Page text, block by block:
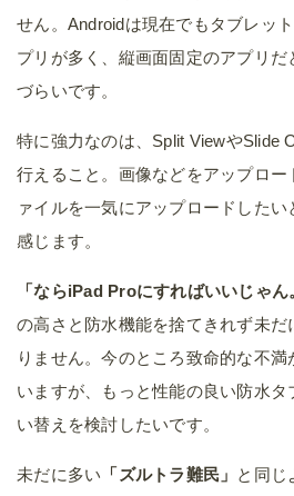
せん。Androidは現在でもタブレッ
プリが多く、縦画面固定のアプリ
づらいです。
特に強力なのは、Split ViewやSlide
行えること。画像などをアップロー
ァイルを一気にアップロードした
感じます。
「ならiPad Proにすればいいじゃん
の高さと防水機能を捨てきれず未
りません。今のところ致命的な不
いますが、もっと性能の良い防水
い替えを検討したいです。
未だに多い 「ズルトラ難民」 と同じ